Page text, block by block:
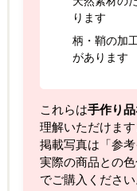
ります
柄・鞘の加
があります
これらは手作り
理解いただけます
掲載写真は「参
実際の商品との
でご購入ください